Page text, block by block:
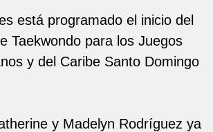
está programado el inicio del
Taekwondo para los Juegos
y del Caribe Santo Domingo
y Madelyn Rodríguez ya